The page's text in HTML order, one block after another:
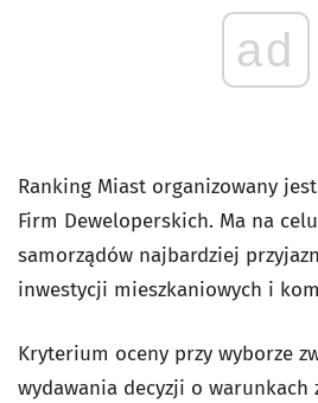
ad
Ranking Miast organizowany
Firm Deweloperskich. Ma na
samorządów najbardziej
inwestycji mieszkaniowych i
Kryterium oceny przy wyborze
wydawania decyzji o warunkach